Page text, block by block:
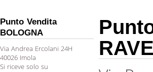
Punto Vendita
BOLOGNA
Via Andrea Ercolani 24H
40026 Imola
Si riceve solo su